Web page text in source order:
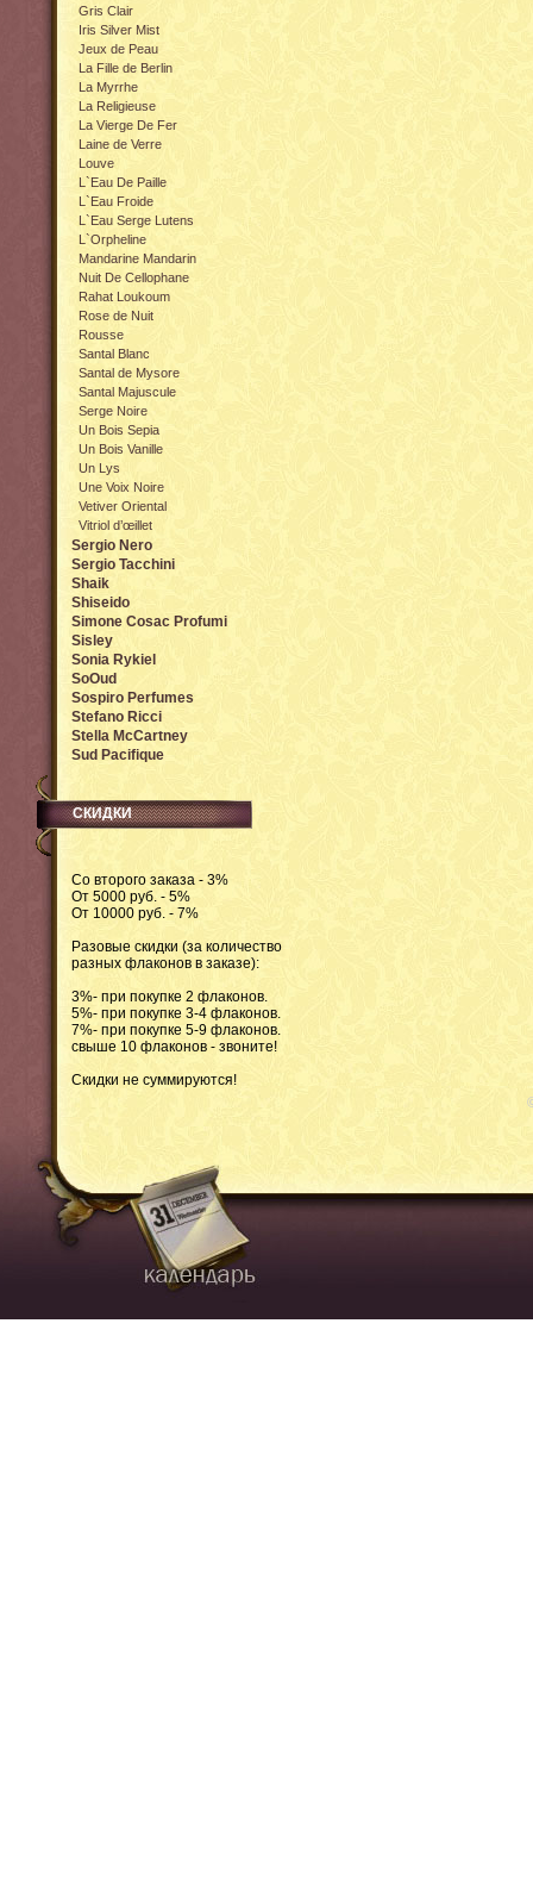
Gris Clair
Iris Silver Mist
Jeux de Peau
La Fille de Berlin
La Myrrhe
La Religieuse
La Vierge De Fer
Laine de Verre
Louve
L`Eau De Paille
L`Eau Froide
L`Eau Serge Lutens
L`Orpheline
Mandarine Mandarin
Nuit De Cellophane
Rahat Loukoum
Rose de Nuit
Rousse
Santal Blanc
Santal de Mysore
Santal Majuscule
Serge Noire
Un Bois Sepia
Un Bois Vanille
Un Lys
Une Voix Noire
Vetiver Oriental
Vitriol d’œillet
Sergio Nero
Sergio Tacchini
Shaik
Shiseido
Simone Cosac Profumi
Sisley
Sonia Rykiel
SoOud
Sospiro Perfumes
Stefano Ricci
Stella McCartney
Sud Pacifique
СКИДКИ
Со второго заказа - 3%
От 5000 руб. - 5%
От 10000 руб. - 7%
Разовые скидки (за количество
разных флаконов в заказе):
3%- при покупке 2 флаконов.
5%- при покупке 3-4 флаконов.
7%- при покупке 5-9 флаконов.
свыше 10 флаконов - звоните!
Скидки не суммируются!